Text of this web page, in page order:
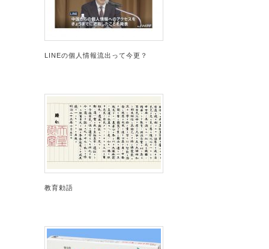
LINEの個人情報流出って今更？
教育勅語